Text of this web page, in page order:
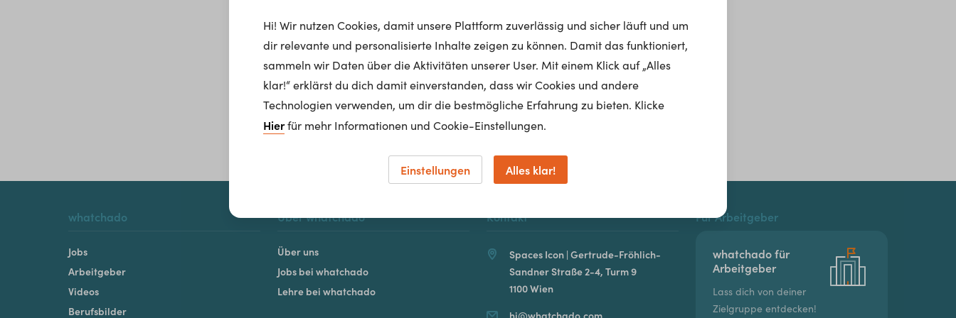
Homepage
whatchado
Jobs
Arbeitgeber
Videos
Berufsbilder
Über whatchado
Über uns
Jobs bei whatchado
Lehre bei whatchado
Kontakt
Spaces Icon | Gertrude-Fröhlich-
Sandner Straße 2-4, Turm 9
1100 Wien
hi@whatchado.com
Für Arbeitgeber
whatchado für
Arbeitgeber
Lass dich von deiner
Zielgruppe entdecken!
Hi! Wir nutzen Cookies, damit unsere Plattform zuverlässig und sicher läuft und um
dir relevante und personalisierte Inhalte zeigen zu können. Damit das funktioniert,
sammeln wir Daten über die Aktivitäten unserer User. Mit einem Klick auf „Alles
klar!“ erklärst du dich damit einverstanden, dass wir Cookies und andere
Technologien verwenden, um dir die bestmögliche Erfahrung zu bieten. Klicke
Hierfür mehr Informationen und Cookie-Einstellungen.
Einstellungen Alles klar!